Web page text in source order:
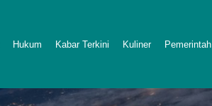
Hukum Kabar Terkini Kuliner Pemerintah